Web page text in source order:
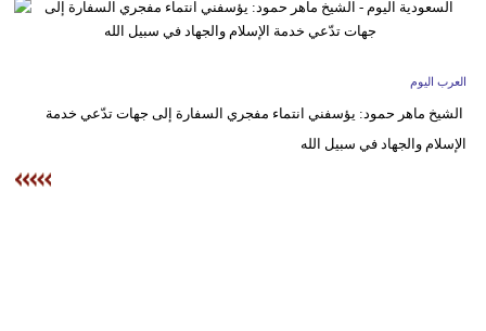
ديكور
العرب اليوم
الشيخ ماهر حمود: يؤسفني انتماء مفجري السفارة إلى جهات تدّعي خدمة
الإسلام والجهاد في سبيل الله